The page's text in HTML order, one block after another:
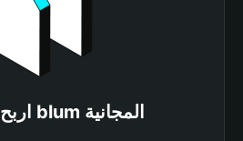
اربح توزيعات blum المجانية